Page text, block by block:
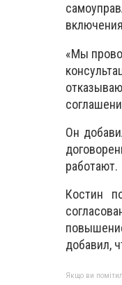
«Мы
Он
работают.
Костин
добавил,
Якщо ви